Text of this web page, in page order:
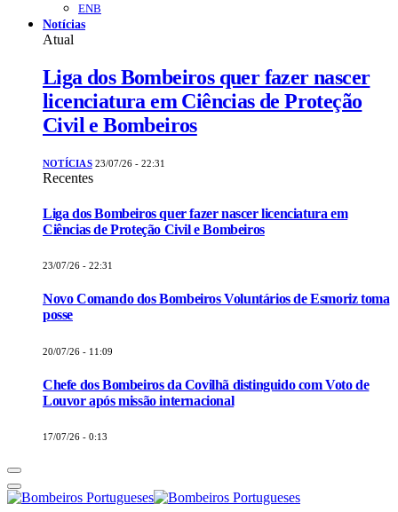
ENB
Notícias
Atual
Liga dos Bombeiros quer fazer nascer
licenciatura em Ciências de Proteção
Civil e Bombeiros
NOTÍCIAS 23/07/26 - 22:31
Recentes
Liga dos Bombeiros quer fazer nascer licenciatura em
Ciências de Proteção Civil e Bombeiros
23/07/26 - 22:31
Novo Comando dos Bombeiros Voluntários de Esmoriz toma
posse
20/07/26 - 11:09
Chefe dos Bombeiros da Covilhã distinguido com Voto de
Louvor após missão internacional
17/07/26 - 0:13